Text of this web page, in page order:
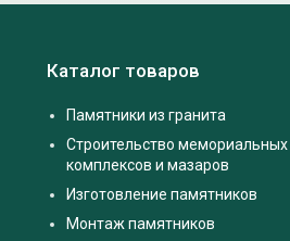
Каталог товаров
Памятники из гранита
Строительство мемориальных
комплексов и мазаров
Изготовление памятников
Монтаж памятников